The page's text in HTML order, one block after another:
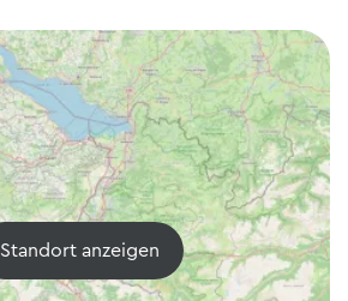
Standort anzeigen